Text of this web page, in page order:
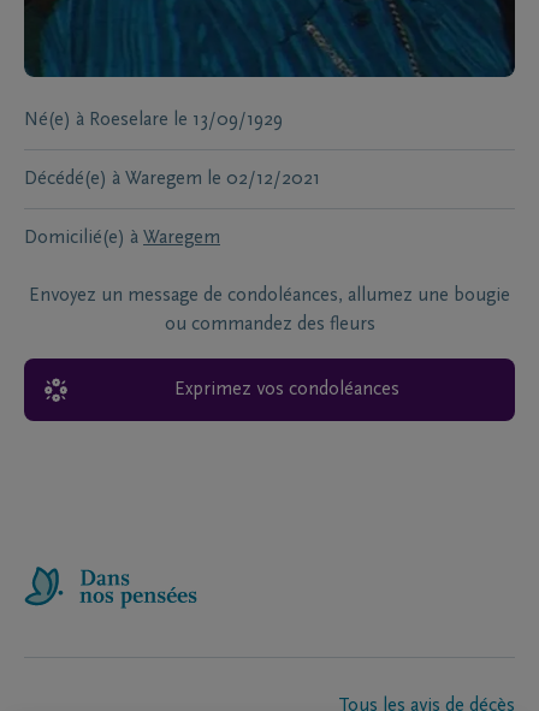
Né(e) à Roeselare le 13/09/1929
Décédé(e) à Waregem le 02/12/2021
Domicilié(e) à Waregem
Envoyez un message de condoléances, allumez une bougie
ou commandez des fleurs
Exprimez vos condoléances
Tous les avis de décès